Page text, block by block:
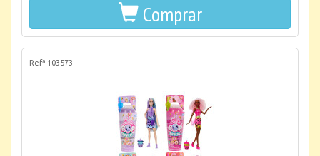
Comprar
Refª 103573